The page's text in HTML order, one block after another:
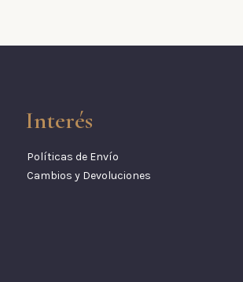
Interés
Políticas de Envío
Cambios y Devoluciones